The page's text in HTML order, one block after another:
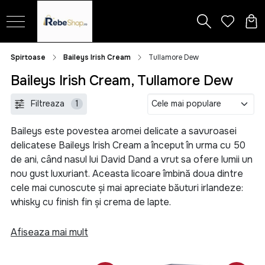
Spirtoase Baileys Irish Cream Tullamore Dew
Baileys Irish Cream, Tullamore Dew
Filtreaza 1
Baileys este povestea aromei delicate a savuroasei
delicatese Baileys Irish Cream a început în urma cu 50
de ani, când nasul lui David Dand a vrut sa ofere lumii un
nou gust luxuriant. Aceasta licoare îmbină doua dintre
cele mai cunoscute și mai apreciate băuturi irlandeze:
whisky cu finish fin și crema de lapte.
De la versiunea creata cu un mixer obișnuit de
bucătărie la forma actuală se remarcă perseverența și
Afiseaza mai mult